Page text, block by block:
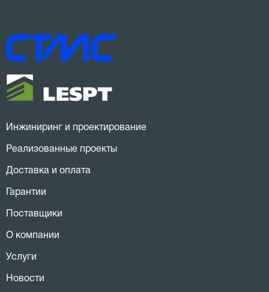
Инжиниринг и проектирование
Реализованные проекты
Доставка и оплата
Гарантии
Поставщики
О компании
Услуги
Новости